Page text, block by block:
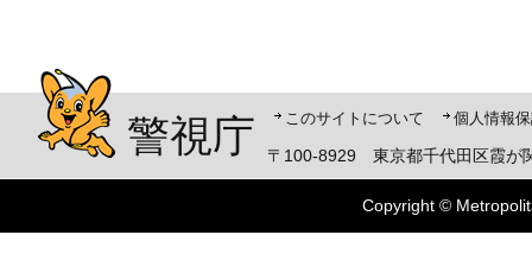
警視庁 このサイトについて 個人情報
〒100-8929 東京都千代田区霞が
Copyright ©